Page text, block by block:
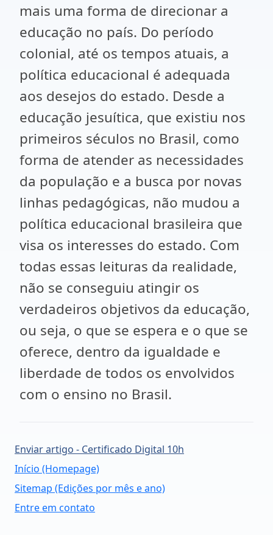
mais uma forma de direcionar a
educação no país. Do período
colonial, até os tempos atuais, a
política educacional é adequada
aos desejos do estado. Desde a
educação jesuítica, que existiu nos
primeiros séculos no Brasil, como
forma de atender as necessidades
da população e a busca por novas
linhas pedagógicas, não mudou a
política educacional brasileira que
visa os interesses do estado. Com
todas essas leituras da realidade,
não se conseguiu atingir os
verdadeiros objetivos da educação,
ou seja, o que se espera e o que se
oferece, dentro da igualdade e
liberdade de todos os envolvidos
com o ensino no Brasil.
Enviar artigo - Certificado Digital 10h
Início (Homepage)
Sitemap (Edições por mês e ano)
Entre em contato